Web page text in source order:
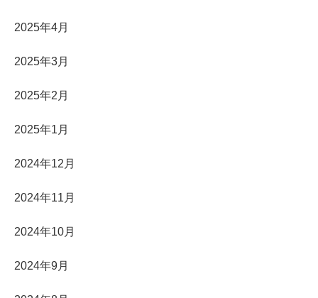
2025年4月
2025年3月
2025年2月
2025年1月
2024年12月
2024年11月
2024年10月
2024年9月